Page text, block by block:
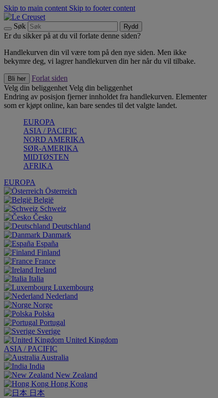
Skip to main content Skip to footer content
Søk Rydd
Er du sikker på at du vil forlate denne siden?
Handlekurven din vil være tom på den nye siden. Men ikke
bekymre deg, vi lagrer handlekurven din her når du vil tilbake.
Bli her
Forlat siden
Velg din beliggenhet Velg din beliggenhet
Endring av posisjon fjerner innholdet fra handlekurven. Elementer
som er kjøpt online, kan bare sendes til det valgte landet.
EUROPA
ASIA / PACIFIC
NORD AMERIKA
SØR-AMERIKA
MIDTØSTEN
AFRIKA
EUROPA
Österreich
België
Schweiz
Česko
Deutschland
Danmark
España
Finland
France
Ireland
Italia
Luxembourg
Nederland
Norge
Polska
Portugal
Sverige
United Kingdom
ASIA / PACIFIC
Australia
India
New Zealand
Hong Kong
日本